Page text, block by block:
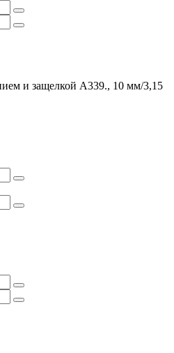
и защелкой А339., 10 мм/3,15